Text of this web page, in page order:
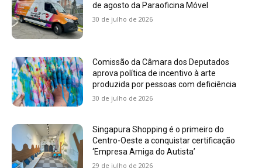
de agosto da Paraoficina Móvel
30 de julho de 2026
Comissão da Câmara dos Deputados
aprova política de incentivo à arte
produzida por pessoas com deficiência
30 de julho de 2026
Singapura Shopping é o primeiro do
Centro-Oeste a conquistar certificação
‘Empresa Amiga do Autista’
29 de julho de 2026